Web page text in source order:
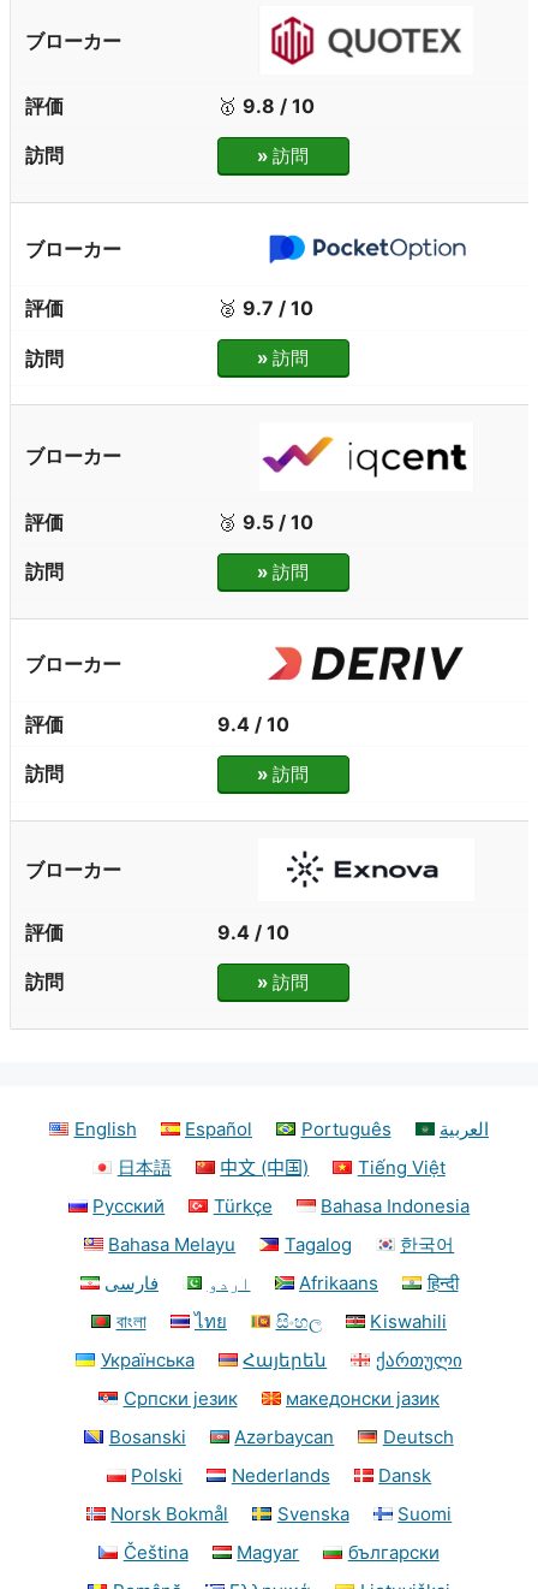
🥇 9.8 / 10
» 訪問
🥈 9.7 / 10
» 訪問
🥉 9.5 / 10
» 訪問
9.4 / 10
» 訪問
9.4 / 10
» 訪問
English Español Português
العربية
日本語
中文 (中国)
Tiếng Việt
Русский
Türkçe
Bahasa Indonesia
Bahasa Melayu
Tagalog
한국어
فارسی
اردو Afrikaans
हिन्दी
বাংলা
ไทย සිංහල
Kiswahili
Українська
Հայերեն
ქართული
Српски језик
македонски јазик
Bosanski
Azərbaycan
Deutsch
Polski
Nederlands
Dansk
Norsk Bokmål
Svenska
Suomi
Čeština
Magyar
български